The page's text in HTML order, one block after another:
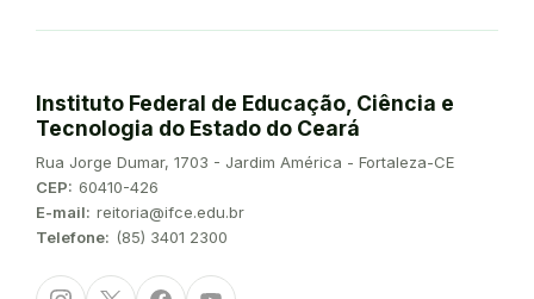
Instituto Federal de Educação, Ciência e
Tecnologia do Estado do Ceará
Endereço:
Rua Jorge Dumar, 1703 - Jardim América - Fortaleza-CE
CEP: 60410-426
E-mail: reitoria@ifce.edu.br
Telefone: (85) 3401 2300
InstagramTwitter/XFacebookYoutube